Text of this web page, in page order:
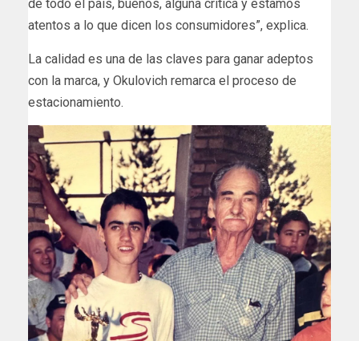
de todo el país, buenos, alguna crítica y estamos
atentos a lo que dicen los consumidores”, explica.
La calidad es una de las claves para ganar adeptos
con la marca, y Okulovich remarca el proceso de
estacionamiento.